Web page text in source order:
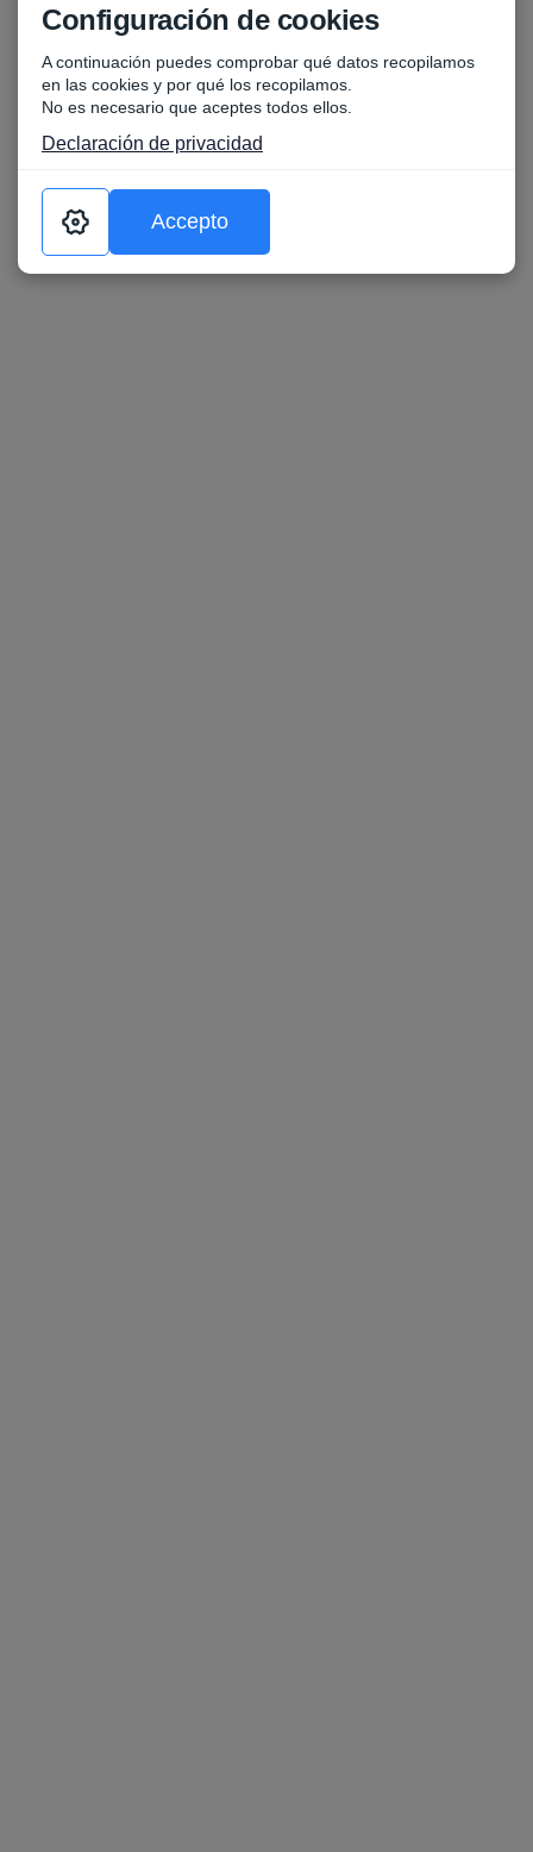
Configuración de cookies
A continuación puedes comprobar qué datos recopilamos
en las cookies y por qué los recopilamos.
No es necesario que aceptes todos ellos.
Declaración de privacidad
Accepto